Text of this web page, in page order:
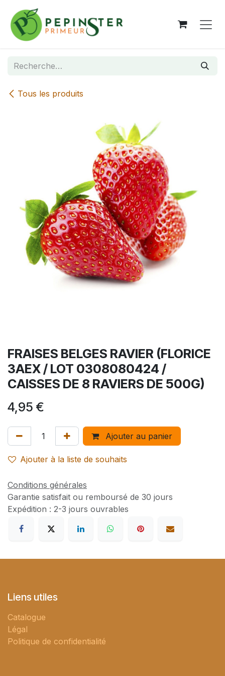
Se rendre au contenu
Tous les produits
FRAISES BELGES RAVIER (FLORICE
3AEX / LOT 0308080424 /
CAISSES DE 8 RAVIERS DE 500G)
4,95 €
Ajouter au panier
Ajouter à la liste de souhaits
Conditions générales
Garantie satisfait ou remboursé de 30 jours
Expédition : 2-3 jours ouvrables
Liens utiles
Catalogue
Légal
Politique de confidentialité